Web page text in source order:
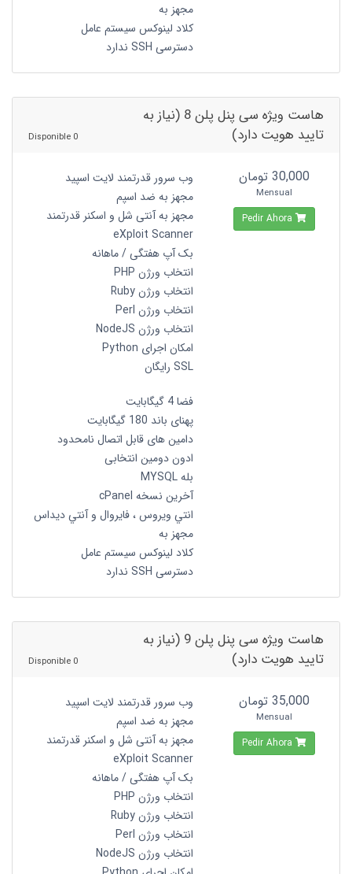
مجهز به
کلاد لینوکس سیستم عامل
دسترسی SSH ندارد
هاست ویژه سی پنل پلن 8 (نیاز به
تایید هویت دارد)
0 Disponible
وب سرور قدرتمند لایت اسپید
مجهز به ضد اسپم
مجهز به آنتی شل و اسکنر قدرتمند
eXploit Scanner
بک آپ هفتگی / ماهانه
انتخاب ورژن PHP
انتخاب ورژن Ruby
انتخاب ورژن Perl
انتخاب ورژن NodeJS
امکان اجرای Python
SSL رایگان
فضا 4 گیگابایت
پهنای باند 180 گیگابایت
دامین های قابل اتصال نامحدود
ادون دومین انتخابی
بله MYSQL
آخرین نسخه cPanel
انتي ويروس ، فايروال و آنتي ديداس
مجهز به
کلاد لینوکس سیستم عامل
دسترسی SSH ندارد
30,000 تومان
Mensual
هاست ویژه سی پنل پلن 9 (نیاز به
تایید هویت دارد)
0 Disponible
وب سرور قدرتمند لایت اسپید
مجهز به ضد اسپم
مجهز به آنتی شل و اسکنر قدرتمند
eXploit Scanner
بک آپ هفتگی / ماهانه
انتخاب ورژن PHP
انتخاب ورژن Ruby
انتخاب ورژن Perl
انتخاب ورژن NodeJS
35,000 تومان
Mensual